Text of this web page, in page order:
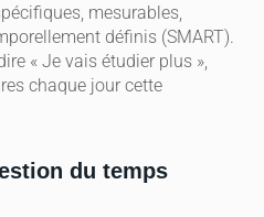
mesurables,
définis (SMART).
« Je vais étudier plus »,
chaque jour cette
du temps